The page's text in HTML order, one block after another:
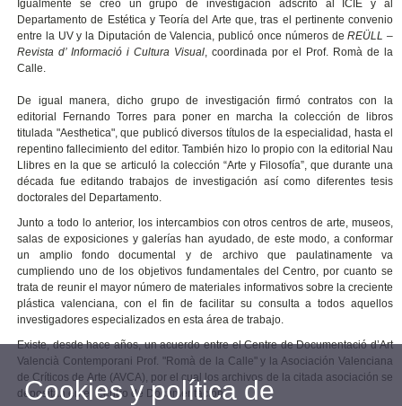
Igualmente se creó un grupo de investigación adscrito al ICIE y al
Departamento de Estética y Teoría del Arte que, tras el pertinente convenio
entre la UV y la Diputación de Valencia, publicó once números deREÜLL –
Revista d’ Informació i Cultura Visual, coordinada por el Prof. Romà de la
Calle.
De igual manera, dicho grupo de investigación firmó contratos con la
editorial Fernando Torres para poner en marcha la colección de libros
titulada "Aesthetica", que publicó diversos títulos de la especialidad, hasta el
repentino fallecimiento del editor. También hizo lo propio con la editorial Nau
Llibres en la que se articuló la colección “Arte y Filosofía”, que durante una
década fue editando trabajos de investigación así como diferentes tesis
doctorales del Departamento.
Junto a todo lo anterior, los intercambios con otros centros de arte, museos,
salas de exposiciones y galerías han ayudado, de este modo, a conformar
un amplio fondo documental y de archivo que paulatinamente va
cumpliendo uno de los objetivos fundamentales del Centro, por cuanto se
trata de reunir el mayor número de materiales informativos sobre la creciente
plástica valenciana, con el fin de facilitar su consulta a todos aquellos
investigadores especializados en esta área de trabajo.
Existe, desde hace años, un acuerdo entre el Centre de Documentació d’Art
Valencià Contemporani Prof. "Romà de la Calle" y la Asociación Valenciana
de Críticos de Arte (AVCA), por el cual los archivos de la citada asociación se
depositan en el Centro de Documentación.
Cookies y política de